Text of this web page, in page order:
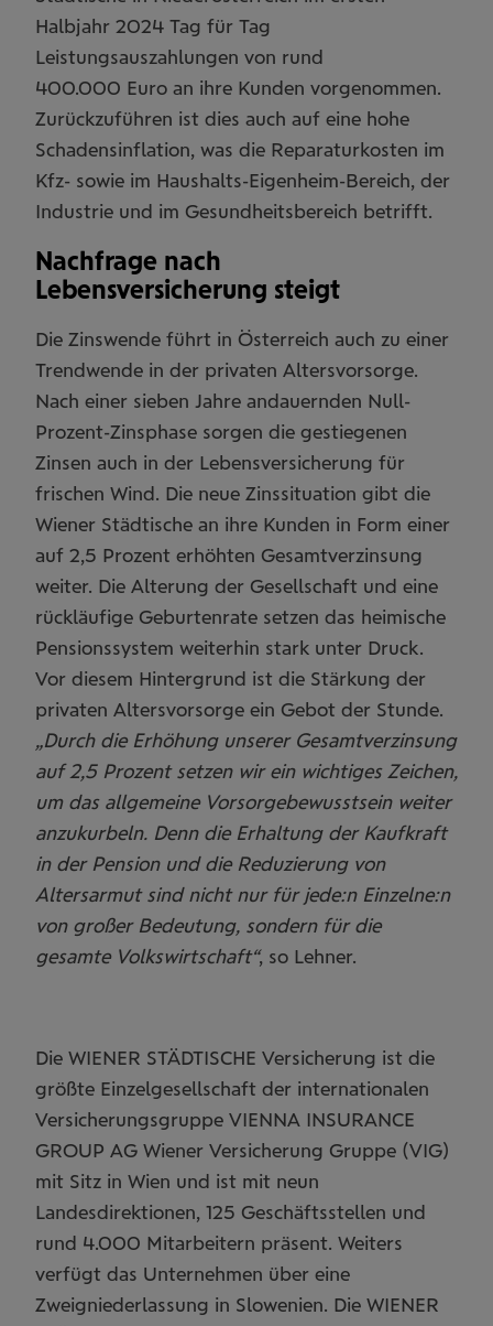
Halbjahr 2024 Tag für Tag
Leistungsauszahlungen von rund
400.000 Euro an ihre Kunden vorgenommen.
Zurückzuführen ist dies auch auf eine hohe
Schadensinflation, was die Reparaturkosten im
Kfz- sowie im Haushalts-Eigenheim-Bereich, der
Industrie und im Gesundheitsbereich betrifft.
Nachfrage nach
Lebensversicherung steigt
Die Zinswende führt in Österreich auch zu einer
Trendwende in der privaten Altersvorsorge.
Nach einer sieben Jahre andauernden Null-
Prozent-Zinsphase sorgen die gestiegenen
Zinsen auch in der Lebensversicherung für
frischen Wind. Die neue Zinssituation gibt die
Wiener Städtische an ihre Kunden in Form einer
auf 2,5 Prozent erhöhten Gesamtverzinsung
weiter. Die Alterung der Gesellschaft und eine
rückläufige Geburtenrate setzen das heimische
Pensionssystem weiterhin stark unter Druck.
Vor diesem Hintergrund ist die Stärkung der
privaten Altersvorsorge ein Gebot der Stunde.
„Durch die Erhöhung unserer Gesamtverzinsung
auf 2,5 Prozent setzen wir ein wichtiges Zeichen,
um das allgemeine Vorsorgebewusstsein weiter
anzukurbeln. Denn die Erhaltung der Kaufkraft
in der Pension und die Reduzierung von
Altersarmut sind nicht nur für jede:n Einzelne:n
von großer Bedeutung, sondern für die
gesamte Volkswirtschaft“, so Lehner.
Die WIENER STÄDTISCHE Versicherung ist die
größte Einzelgesellschaft der internationalen
Versicherungsgruppe VIENNA INSURANCE
GROUP AG Wiener Versicherung Gruppe (VIG)
mit Sitz in Wien und ist mit neun
Landesdirektionen, 125 Geschäftsstellen und
rund 4.000 Mitarbeitern präsent. Weiters
verfügt das Unternehmen über eine
Zweigniederlassung in Slowenien. Die WIENER